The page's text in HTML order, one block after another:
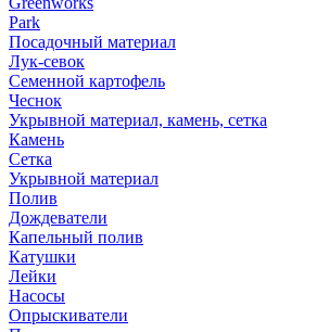
Park
Посадочный материал
Лук-севок
Семенной картофель
Чеснок
Укрывной материал, камень, сетка
Камень
Сетка
Укрывной материал
Полив
Дождеватели
Капельный полив
Катушки
Лейки
Насосы
Опрыскиватели